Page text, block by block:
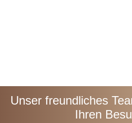
Unser freundliches
Ihren